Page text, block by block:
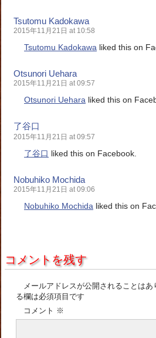
Tsutomu Kadokawa
2015年11月21日 at 10:58
Tsutomu Kadokawa liked this on
Otsunori Uehara
2015年11月21日 at 09:57
Otsunori Uehara liked this on
了谷口
2015年11月21日 at 09:57
了谷口 liked this on Facebook.
Nobuhiko Mochida
2015年11月21日 at 09:06
Nobuhiko Mochida liked this on
コメントを残す
メールアドレスが公開されることはあ
る欄は必須項目です
コメント ※